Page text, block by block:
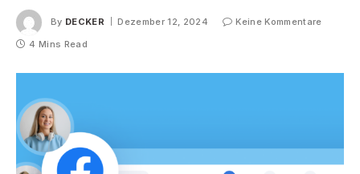
By DECKER Dezember 12, 2024
Keine Kommentare
4 Mins Read